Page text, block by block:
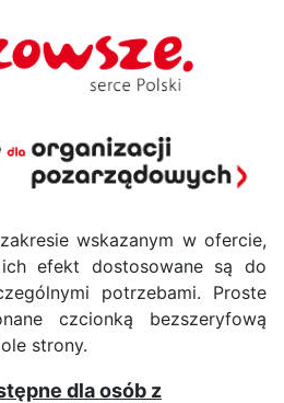
wskazanym w ofercie,
efekt dostosowane są do
potrzebami. Proste
czcionką bezszeryfową
strony.
dla osób z